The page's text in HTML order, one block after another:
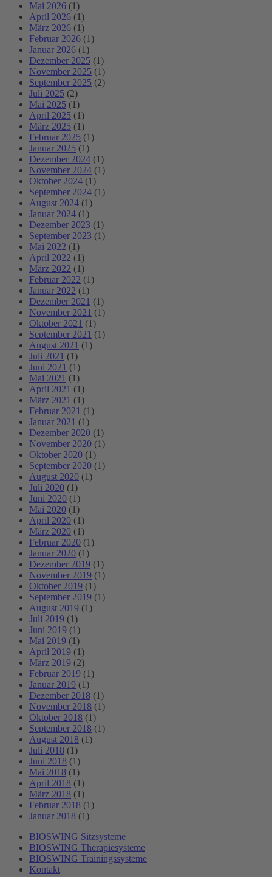
Mai 2026 (1)
April 2026 (1)
März 2026 (1)
Februar 2026 (1)
Januar 2026 (1)
Dezember 2025 (1)
November 2025 (1)
September 2025 (2)
Juli 2025 (2)
Mai 2025 (1)
April 2025 (1)
März 2025 (1)
Februar 2025 (1)
Januar 2025 (1)
Dezember 2024 (1)
November 2024 (1)
Oktober 2024 (1)
September 2024 (1)
August 2024 (1)
Januar 2024 (1)
Dezember 2023 (1)
September 2023 (1)
Mai 2022 (1)
April 2022 (1)
März 2022 (1)
Februar 2022 (1)
Januar 2022 (1)
Dezember 2021 (1)
November 2021 (1)
Oktober 2021 (1)
September 2021 (1)
August 2021 (1)
Juli 2021 (1)
Juni 2021 (1)
Mai 2021 (1)
April 2021 (1)
März 2021 (1)
Februar 2021 (1)
Januar 2021 (1)
Dezember 2020 (1)
November 2020 (1)
Oktober 2020 (1)
September 2020 (1)
August 2020 (1)
Juli 2020 (1)
Juni 2020 (1)
Mai 2020 (1)
April 2020 (1)
März 2020 (1)
Februar 2020 (1)
Januar 2020 (1)
Dezember 2019 (1)
November 2019 (1)
Oktober 2019 (1)
September 2019 (1)
August 2019 (1)
Juli 2019 (1)
Juni 2019 (1)
Mai 2019 (1)
April 2019 (1)
März 2019 (2)
Februar 2019 (1)
Januar 2019 (1)
Dezember 2018 (1)
November 2018 (1)
Oktober 2018 (1)
September 2018 (1)
August 2018 (1)
Juli 2018 (1)
Juni 2018 (1)
Mai 2018 (1)
April 2018 (1)
März 2018 (1)
Februar 2018 (1)
Januar 2018 (1)
BIOSWING Sitzsysteme
BIOSWING Therapiesysteme
BIOSWING Trainingssysteme
Kontakt